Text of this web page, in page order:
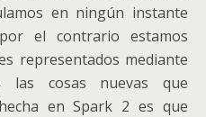
en ningún instante
el contrario estamos
representados mediante
las cosas nuevas que
en Spark 2 es que